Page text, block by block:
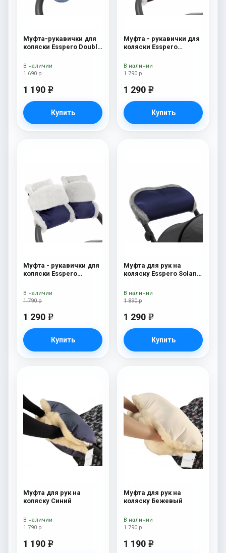
Муфта-рукавички для
коляски Esspero Double
Blue Mountain
1 690 р
1 190 e
Купить
В наличии
Муфта - рукавички для
коляски Esspero
шерсть) Chocolat
1 790 р
1 290 e
Купить
В наличии
Муфта - рукавички для
коляски Esspero
шерсть) Navy
1 790 р
1 290 e
Купить
В наличии
Муфта для рук на
коляску Esspero Solana
Deep Ocean
1 890 р
1 290 e
Купить
В наличии
Муфта для рук на
коляску Синий
1 790 р
1 190 e
В наличии
Муфта для рук на
коляску Бежевый
1 790 р
1 190 e
В наличии